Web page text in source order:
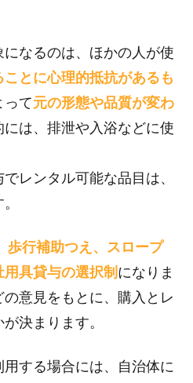
なるのは、ほかの人が使
ことに心理的抵抗があるも
って元の形態や品質が変わ
には、排泄や入浴などに使
レンタル可能な品目は、
歩行補助つえ、スロープ
具貸与の選択制 になりま
意見をもとに、購入とレ
決まります。
する場合には、自治体に